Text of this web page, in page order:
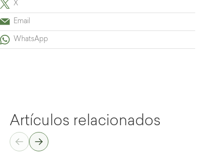
X
Email
WhatsApp
Artículos relacionados